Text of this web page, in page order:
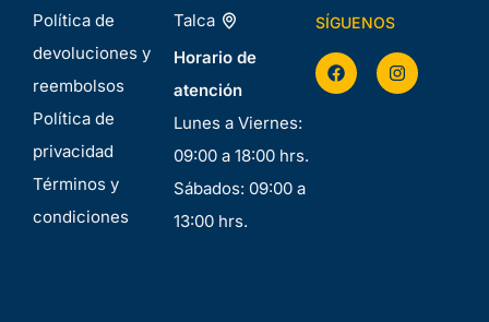
Política de
devoluciones y
reembolsos
Política de
privacidad
Términos y
condiciones
Talca
Horario de
atención
Lunes a Viernes:
09:00 a 18:00 hrs.
Sábados: 09:00 a
13:00 hrs.
SÍGUENOS